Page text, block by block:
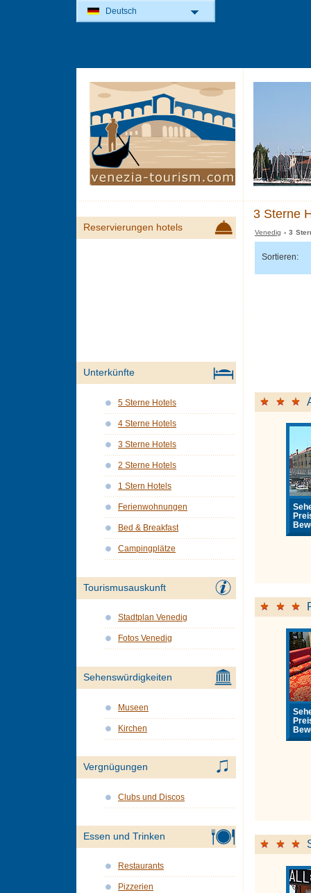
3 Sterne
Venedig › 3
Sortieren:
Reservierungen hotels
Unterkünfte
5 Sterne Hotels
4 Sterne Hotels
3 Sterne Hotels
2 Sterne Hotels
1 Stern Hotels
Ferienwohnungen
Bed & Breakfast
Campingplätze
Tourismusauskunft
Stadtplan Venedig
Fotos Venedig
Sehenswürdigkeiten
Museen
Kirchen
Vergnügungen
Clubs und Discos
Essen und Trinken
Restaurants
Pizzerien
Deutsch